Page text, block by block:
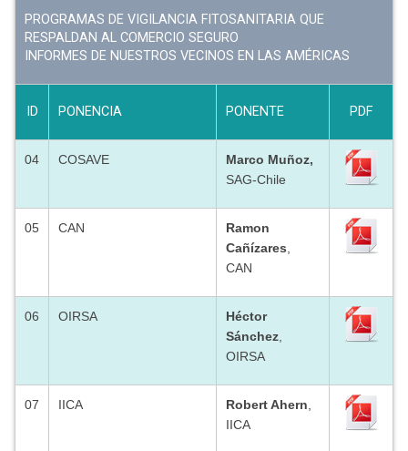
PROGRAMAS DE VIGILANCIA FITOSANITARIA QUE
RESPALDAN AL COMERCIO SEGURO
INFORMES DE NUESTROS VECINOS EN LAS AMÉRICAS
ID PONENCIA PONENTE PDF
04 COSAVE
Marco Muñoz,
SAG-Chile
05 CAN
Ramon
Cañízares
CAN
06 OIRSA
Héctor
Sánchez
OIRSA
07 IICA Robert Ahern
IICA